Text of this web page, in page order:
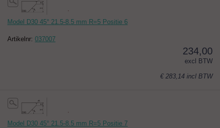
Model D30 45° 21.5-8.5 mm R=5 Positie 6
Artikelnr: 037007
234,00
excl BTW
€ 283,14 incl BTW
Model D30 45° 21.5-8.5 mm R=5 Positie 7